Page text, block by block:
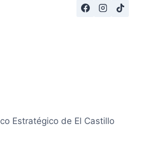
Estratégico de El Castillo